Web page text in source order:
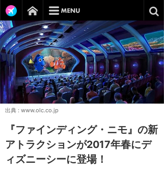
出典 : www.olc.co.jp
『ファインディング・ニモ』の新
アトラクションが2017年春にデ
ィズニーシーに登場！